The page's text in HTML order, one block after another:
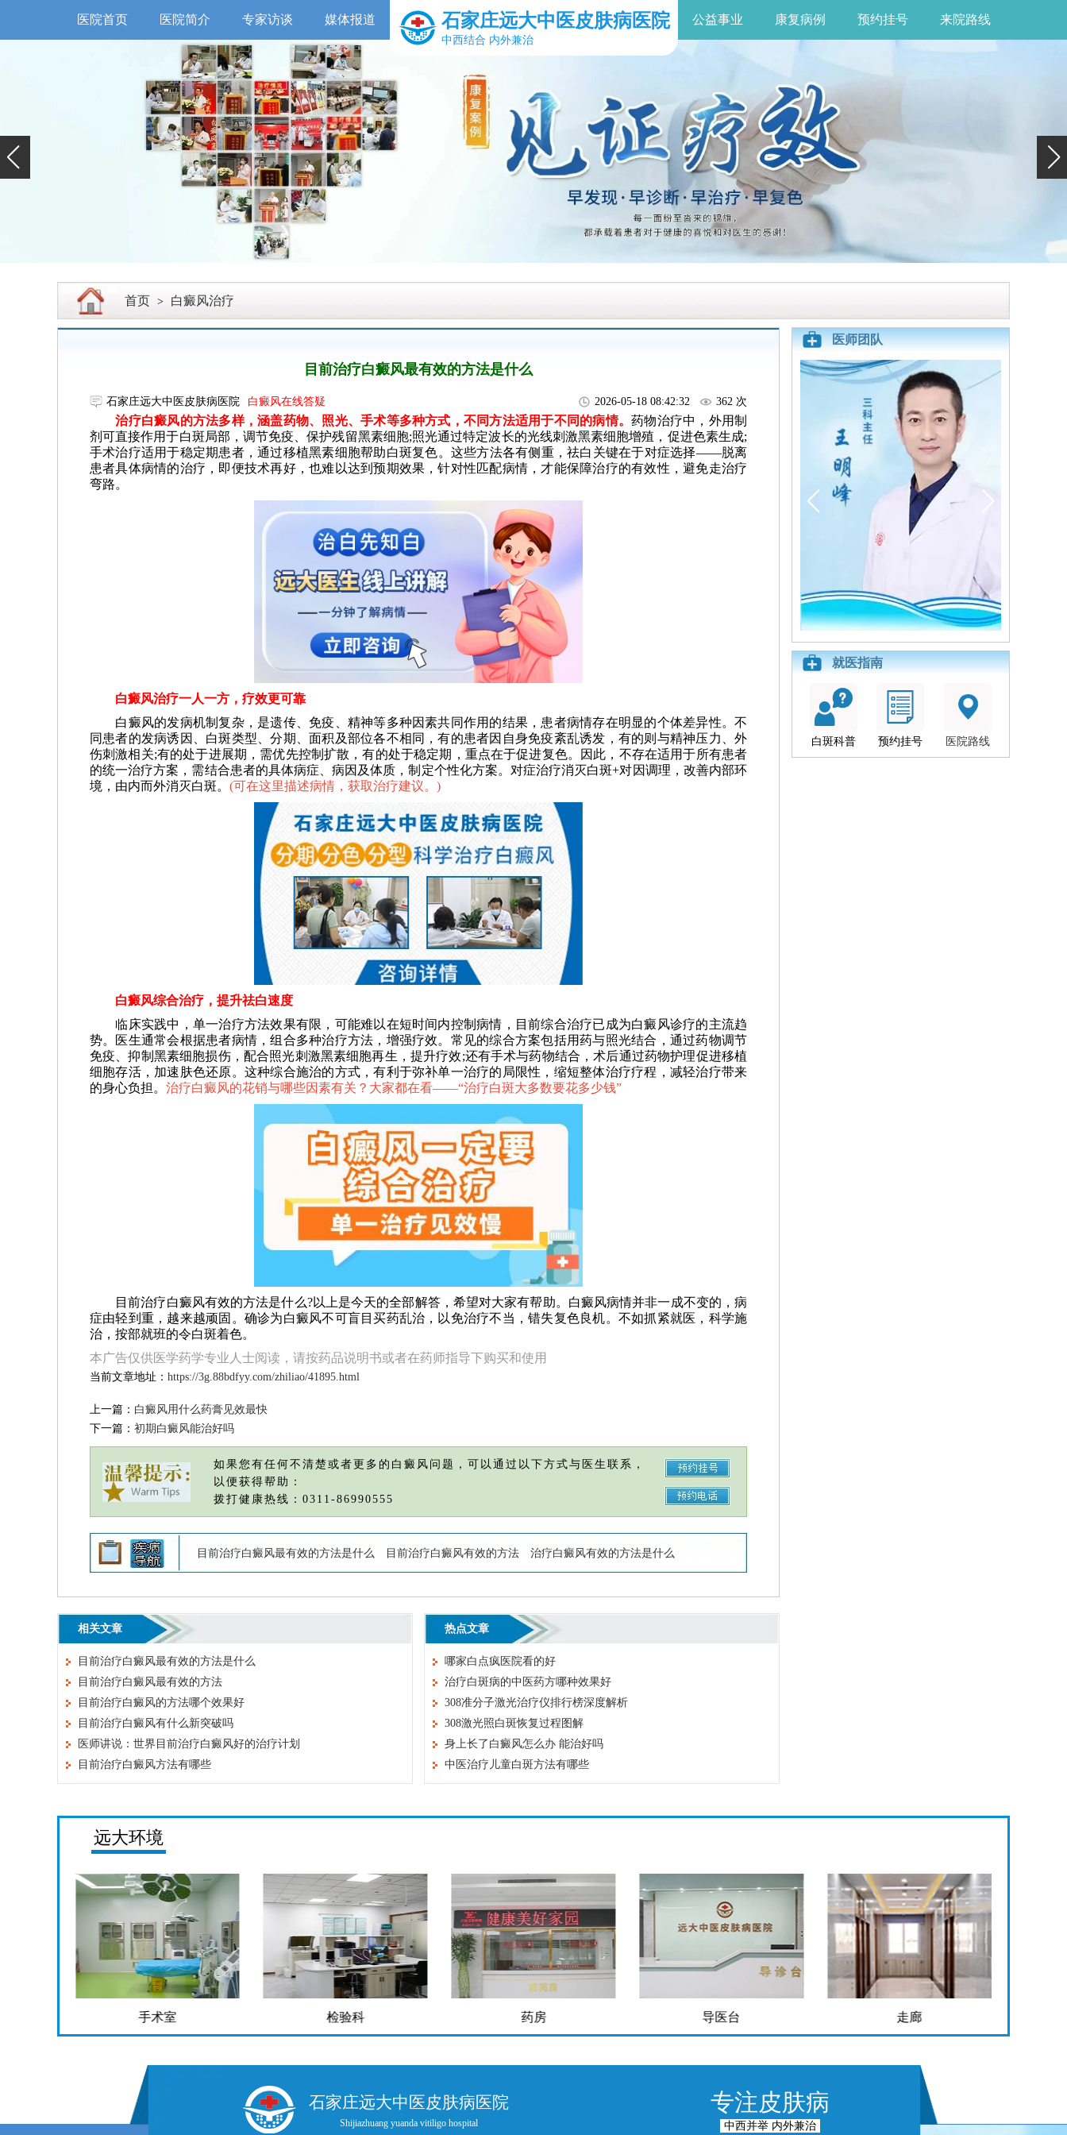
医院首页 医院简介 专家访谈 媒体报道 石家庄远大中医皮肤病医院
中西结合 内外兼治
公益事业 康复病例 预约挂号 来院路线
首页 > 白癜风治疗
目前治疗白癜风最有效的方法是什么
石家庄远大中医皮肤病医院 白癜风在线答疑 2026-05-18 08:42:32 362 次
治疗白癜风的方法多样，涵盖药物、照光、手术等多种方式，不同方法适用于不同的病情。药物治疗中，外用制
剂可直接作用于白斑局部，调节免疫、保护残留黑素细胞;照光通过特定波长的光线刺激黑素细胞增殖，促进色素生成;
手术治疗适用于稳定期患者，通过移植黑素细胞帮助白斑复色。这些方法各有侧重，祛白关键在于对症选择——脱离
患者具体病情的治疗，即便技术再好，也难以达到预期效果，针对性匹配病情，才能保障治疗的有效性，避免走治疗
弯路。
白癜风治疗一人一方，疗效更可靠
白癜风的发病机制复杂，是遗传、免疫、精神等多种因素共同作用的结果，患者病情存在明显的个体差异性。不
同患者的发病诱因、白斑类型、分期、面积及部位各不相同，有的患者因自身免疫紊乱诱发，有的则与精神压力、外
伤刺激相关;有的处于进展期，需优先控制扩散，有的处于稳定期，重点在于促进复色。因此，不存在适用于所有患者
的统一治疗方案，需结合患者的具体病症、病因及体质，制定个性化方案。对症治疗消灭白斑+对因调理，改善内部环
境，由内而外消灭白斑。 (可在这里描述病情，获取治疗建议。 )
白癜风综合治疗，提升祛白速度
临床实践中，单一治疗方法效果有限，可能难以在短时间内控制病情，目前综合治疗已成为白癜风诊疗的主流趋
势。医生通常会根据患者病情，组合多种治疗方法，增强疗效。常见的综合方案包括用药与照光结合，通过药物调节
免疫、抑制黑素细胞损伤，配合照光刺激黑素细胞再生，提升疗效;还有手术与药物结合，术后通过药物护理促进移植
细胞存活，加速肤色还原。这种综合施治的方式，有利于弥补单一治疗的局限性，缩短整体治疗疗程，减轻治疗带来
的身心负担。 治疗白癜风的花销与哪些因素有关？大家都在看——“治疗白斑大多数要花多少钱”
目前治疗白癜风有效的方法是什么?以上是今天的全部解答，希望对大家有帮助。白癜风病情并非一成不变的，病
症由轻到重，越来越顽固。确诊为白癜风不可盲目买药乱治，以免治疗不当，错失复色良机。不如抓紧就医，科学施
治，按部就班的令白斑着色。
本广告仅供医学药学专业人士阅读，请按药品说明书或者在药师指导下购买和使用
当前文章地址： https://3g.88bdfyy.com/zhiliao/41895.html
上一篇： 白癜风用什么药膏见效最快
下一篇： 初期白癜风能治好吗
如果您有任何不清楚或者更多的白癜风问题，可以通过以下方式与医生联系，
以便获得帮助：
拨打健康热线：0311-86990555
目前治疗白癜风最有效的方法是什么 目前治疗白癜风有效的方法 治疗白癜风有效的方法是什么
相关文章
目前治疗白癜风最有效的方法是什么
目前治疗白癜风最有效的方法
目前治疗白癜风的方法哪个效果好
目前治疗白癜风有什么新突破吗
医师讲说：世界目前治疗白癜风好的治疗计划
目前治疗白癜风方法有哪些
热点文章
哪家白点疯医院看的好
治疗白斑病的中医药方哪种效果好
308准分子激光治疗仪排行榜深度解析
308激光照白斑恢复过程图解
身上长了白癜风怎么办 能治好吗
中医治疗儿童白斑方法有哪些
医师团队
就医指南
白斑科普 预约挂号 医院路线
远大环境
手术室 检验科 药房 导医台 走廊
石家庄远大中医皮肤病医院
Shijiazhuang yuanda vitiligo hospital
专注皮肤病
中西并举 内外兼治